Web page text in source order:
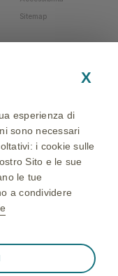
Sitemap
- Production and
X
esperienza di
sono necessari
i cookie sulle
Sito e le sue
le tue
a condividere
❮